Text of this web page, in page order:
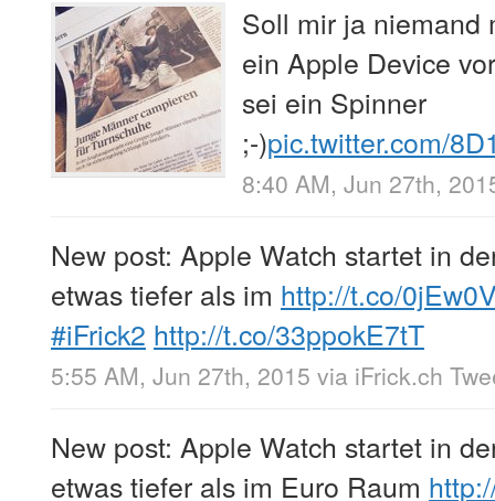
Soll mir ja
ein Apple Device
sei ein Spinner
;-)pic.twitter.com/
8:40 AM, Jun 27th,
New post: Apple Watch startet in
etwas tiefer als im http://t.co/
#iFrick2 http://t.co/33ppokE7tT
5:55 AM, Jun 27th, 2015 via iFrick.ch
New post: Apple Watch startet in
etwas tiefer als im Euro Raum